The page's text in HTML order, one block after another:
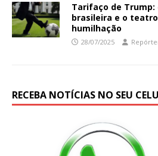
Tarifaço de
brasileira e o
humilhação
28/07/2025
RECEBA NOTÍCIAS NO SEU